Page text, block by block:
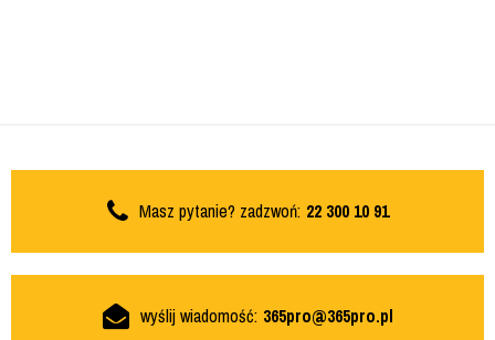
Masz pytanie? zadzwoń: 22 300 10 91
wyślij wiadomość: 365pro@365pro.pl